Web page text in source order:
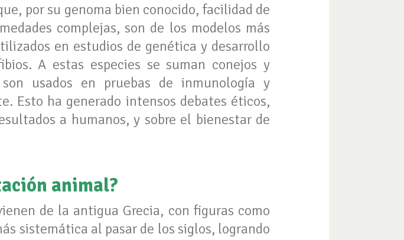
por su genoma bien conocido, facilidad de
complejas, son de los modelos más
en estudios de genética y desarrollo
A estas especies se suman conejos y
usados en pruebas de inmunología y
Esto ha generado intensos debates éticos,
a humanos, y sobre el bienestar de
animal?
de la antigua Grecia, con figuras como
sistemática al pasar de los siglos, logrando